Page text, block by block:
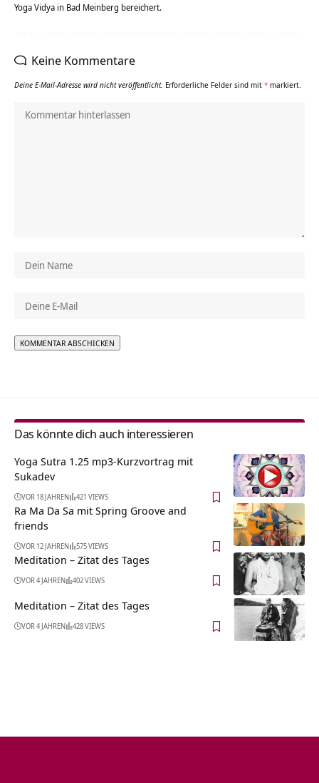
Yoga Vidya in Bad Meinberg bereichert.
Keine Kommentare
Deine E-Mail-Adresse wird nicht veröffentlicht. Erforderliche Felder sind mit * markiert.
Das könnte dich auch interessieren
Yoga Sutra 1.25 mp3-Kurzvortrag mit
Sukadev
VOR 18 JAHREN 421 VIEWS
Ra Ma Da Sa mit Spring Groove and
friends
VOR 12 JAHREN 575 VIEWS
Meditation – Zitat des Tages
VOR 4 JAHREN 402 VIEWS
Meditation – Zitat des Tages
VOR 4 JAHREN 428 VIEWS